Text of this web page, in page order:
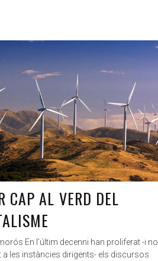
CAP AL VERD DEL
En l’últim decenni han proliferat -i no
a les instàncies dirigents- els discursos